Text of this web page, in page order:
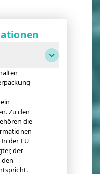
Zu den
die
der EU
der